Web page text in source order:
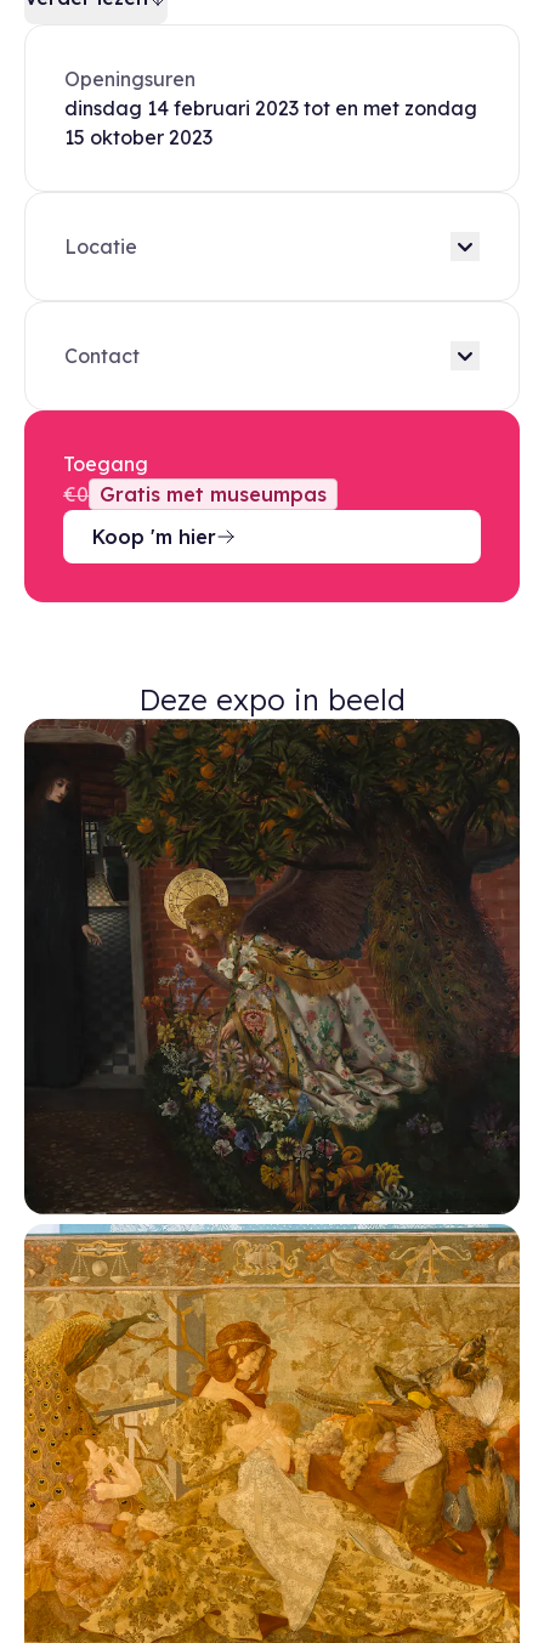
Openingsuren
dinsdag 14 februari 2023 tot en met zondag
15 oktober 2023
Locatie
Contact
Toegang
€0 Gratis met museumpas
Koop 'm hier
Deze expo in beeld